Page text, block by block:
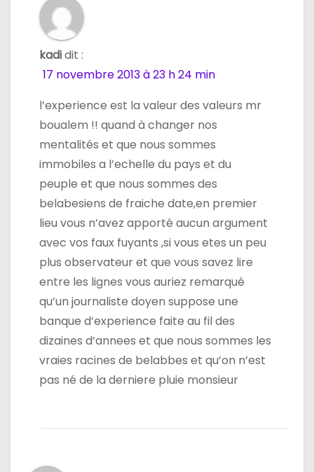
kadidit :
17 novembre 2013 à 23 h 24 min
l’experience est la valeur des valeurs mr
boualem !! quand à changer nos
mentalités et que nous sommes
immobiles a l’echelle du pays et du
peuple et que nous sommes des
belabesiens de fraiche date,en premier
lieu vous n’avez apporté aucun argument
avec vos faux fuyants ,si vous etes un peu
plus observateur et que vous savez lire
entre les lignes vous auriez remarqué
qu’un journaliste doyen suppose une
banque d’experience faite au fil des
dizaines d’annees et que nous sommes les
vraies racines de belabbes et qu’on n’est
pas né de la derniere pluie monsieur